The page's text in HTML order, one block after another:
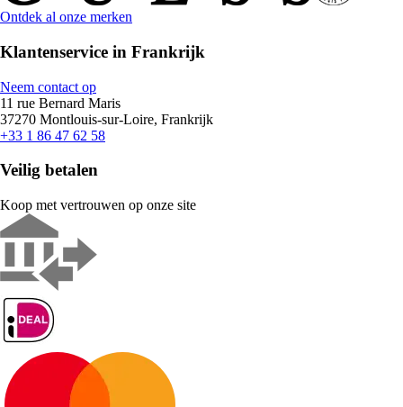
Ontdek al onze merken
Klantenservice in Frankrijk
Neem contact op
11 rue Bernard Maris
37270 Montlouis-sur-Loire, Frankrijk
+33 1 86 47 62 58
Veilig betalen
Koop met vertrouwen op onze site